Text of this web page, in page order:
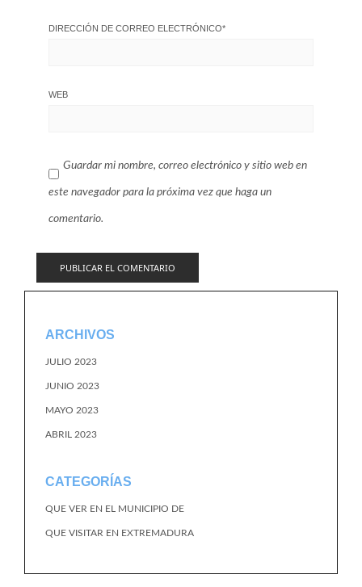
DIRECCIÓN DE CORREO ELECTRÓNICO*
WEB
Guardar mi nombre, correo electrónico y sitio web en
este navegador para la próxima vez que haga un
comentario.
ARCHIVOS
JULIO 2023
JUNIO 2023
MAYO 2023
ABRIL 2023
CATEGORÍAS
QUE VER EN EL MUNICIPIO DE
QUE VISITAR EN EXTREMADURA